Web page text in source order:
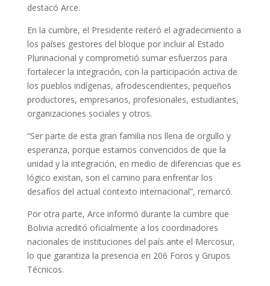
destacó Arce.
En la cumbre, el Presidente reiteró el agradecimiento a
los países gestores del bloque por incluir al Estado
Plurinacional y comprometió sumar esfuerzos para
fortalecer la integración, con la participación activa de
los pueblos indígenas, afrodescendientes, pequeños
productores, empresarios, profesionales, estudiantes,
organizaciones sociales y otros.
“Ser parte de esta gran familia nos llena de orgullo y
esperanza, porque estamos convencidos de que la
unidad y la integración, en medio de diferencias que es
lógico existan, son el camino para enfrentar los
desafíos del actual contexto internacional”, remarcó.
Por otra parte, Arce informó durante la cumbre que
Bolivia acreditó oficialmente a los coordinadores
nacionales de instituciones del país ante el Mercosur,
lo que garantiza la presencia en 206 Foros y Grupos
Técnicos.